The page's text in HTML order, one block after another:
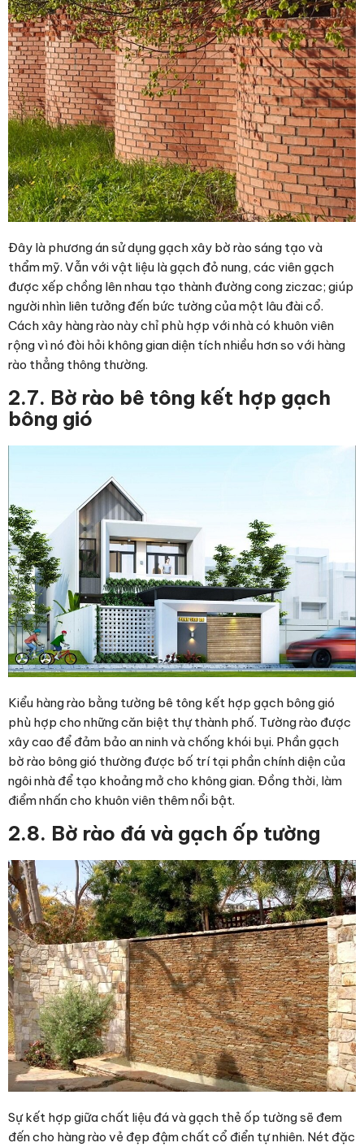
Đây là phương án sử dụnggạch xây bờ rào sáng tạo và
thẩm mỹ. Vẫn với vật liệu là gạch đỏ nung, các viên gạch
được xếp chồng lên nhau tạo thành đường cong ziczac; giúp
người nhìn liên tưởng đến bức tường của một lâu đài cổ.
Cách xây hàng rào này chỉ phù hợp với nhà có khuôn viên
rộng vì nó đòi hỏi không gian diện tích nhiều hơn so với hàng
rào thẳng thông thường.
2.7. Bờ rào bê tông kết hợp gạch
bông gió
Kiểu hàng rào bằng tường bê tông kết hợp gạch bông gió
phù hợp cho những căn biệt thự thành phố. Tường rào được
xây cao để đảm bảo an ninh và chống khói bụi. Phầngạch
bờ rào bông gió thường được bố trí tại phần chính diện của
ngôi nhà để tạo khoảng mở cho không gian. Đồng thời, làm
điểm nhấn cho khuôn viên thêm nổi bật.
2.8. Bờ rào đá và gạch ốp tường
Sự kết hợp giữa chất liệu đá và gạch thẻ ốp tường sẽ đem
đến cho hàng rào vẻ đẹp đậm chất cổ điển tự nhiên. Nét đặc